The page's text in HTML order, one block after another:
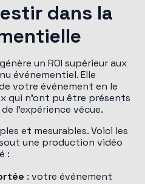
dans la
un ROI supérieur aux
événementiel. Elle
votre événement en le
qui n'ont pu être présents
l'expérience vécue.
et mesurables. Voici les
une production vidéo
:
: votre événement